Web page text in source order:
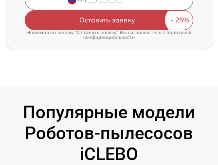
Оставить заявку
Нажимая на кнопку "Оставить заявку" Вы соглашаетесь cполитикой
конфиденциальности
Популярные модели
Роботов-пылесосов
iCLEBO